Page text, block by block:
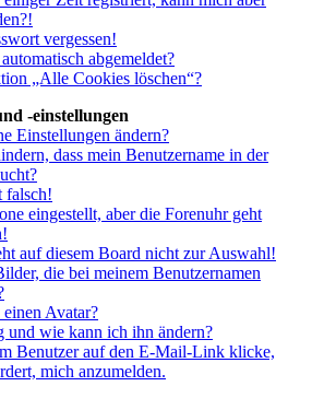
vergessen!
abgemeldet?
„Alle Cookies löschen“?
-einstellungen
Einstellungen ändern?
dass mein Benutzername in der
falsch!
eingestellt, aber die Forenuhr geht
auf diesem Board nicht zur Auswahl!
die bei meinem Benutzernamen
Avatar?
und wie kann ich ihn ändern?
Benutzer auf den E-Mail-Link klicke,
mich anzumelden.